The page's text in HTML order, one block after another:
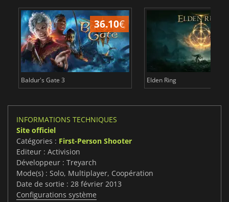
36.10€
Baldur's Gate 3 Elden Ring
INFORMATIONS TECHNIQUES
Site officiel
Catégories : First-Person Shooter
Editeur : Activision
Développeur : Treyarch
Mode(s) : Solo, Multiplayer, Coopération
Date de sortie : 28 février 2013
Configurations système